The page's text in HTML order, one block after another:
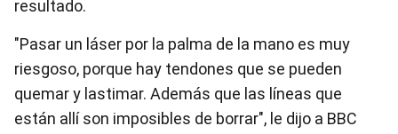
resultado.
"Pasar un láser por la palma de la mano es muy
riesgoso, porque hay tendones que se pueden
quemar y lastimar. Además que las líneas que
están allí son imposibles de borrar", le dijo a BBC